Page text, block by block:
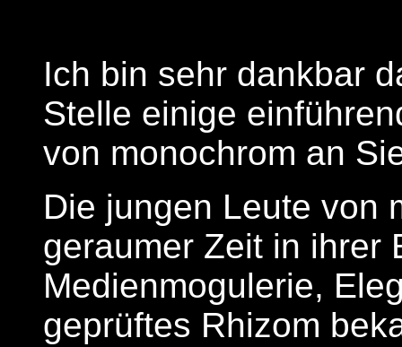
Ich bin sehr dankbar
Stelle einige
von monochrom an
Die jungen Leute von
geraumer Zeit in ihrer
Medienmogulerie,
geprüftes Rhizom